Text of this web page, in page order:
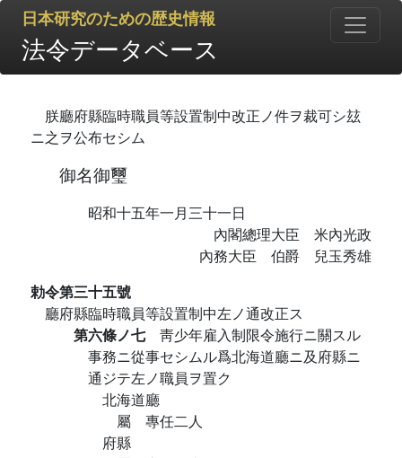
日本研究のための歴史情報
法令データベース
朕廳府縣臨時職員等設置制中改正ノ件ヲ裁可シ玆
ニ之ヲ公布セシム
御名御璽
昭和十五年一月三十一日
內閣總理大臣 米內光政
內務大臣 伯爵 兒玉秀雄
勅令第三十五號
廳府縣臨時職員等設置制中左ノ通改正ス
第六條ノ七 靑少年雇入制限令施行ニ關スル
事務ニ從事セシムル爲北海道廳ニ及府縣ニ
通ジテ左ノ職員ヲ置ク
北海道廳
屬 專任二人
府縣